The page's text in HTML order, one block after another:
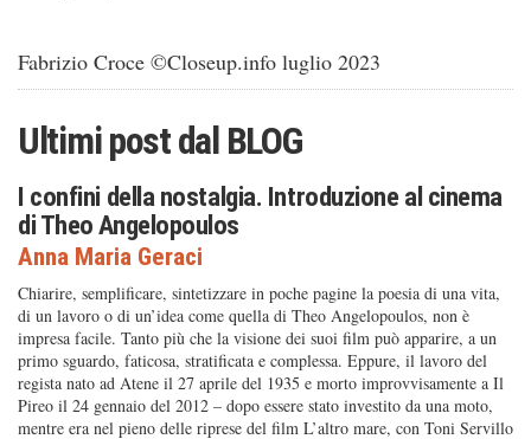
Fabrizio Croce ©Closeup.info luglio 2023
Ultimi post dalBLOG
I confini della nostalgia. Introduzione al cinema
di Theo Angelopoulos
Anna Maria Geraci
Chiarire, semplificare, sintetizzare in poche pagine la poesia di una vita,
di un lavoro o di un’idea come quella di Theo Angelopoulos, non è
impresa facile. Tanto più che la visione dei suoi film può apparire, a un
primo sguardo, faticosa, stratificata e complessa. Eppure, il lavoro del
regista nato ad Atene il 27 aprile del 1935 e morto improvvisamente a Il
Pireo il 24 gennaio del 2012 – dopo essere stato investito da una moto,
mentre era nel pieno delle riprese del film L’altro mare, con Toni Servillo